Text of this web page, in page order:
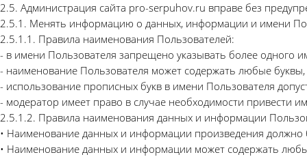
2.5. Администрация сайта pro-serpuhov.ru вправе без
2.5.1. Менять информацию о данных, информации и имени
2.5.1.1. Правила наименования Пользователей:
- в имени Пользователя запрещено указывать более
- наименование Пользователя может содержать любые буквы,
- использование прописных букв в имени Пользователя
- модератор имеет право в случае необходимости привести
2.5.1.2. Правила наименования данных и информации
• Наименование данных и информации произведения
• Наименование данных и информации может содержать